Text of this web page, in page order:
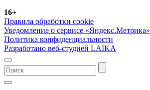
16+
Правила обработки cookie
Уведомление о сервисе «Яндекс.Метрика»
Политика конфиденциальности
Разработано веб-студией LAIKA